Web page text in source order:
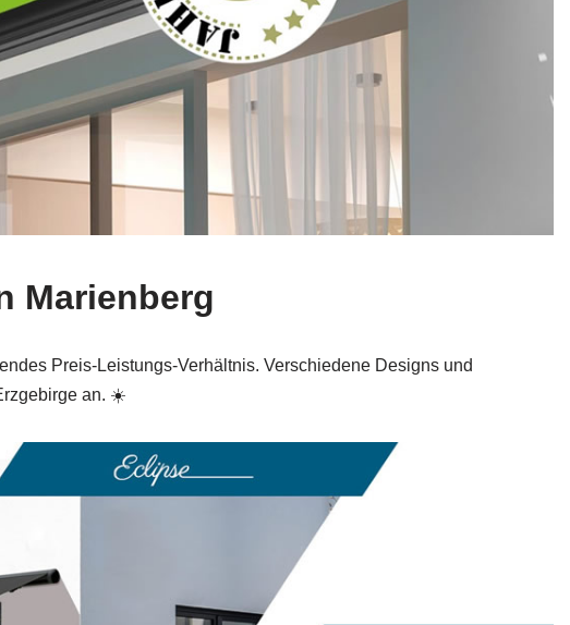
Marienberg
Preis-Leistungs-Verhältnis. Verschiedene Designs und
an. ☀️